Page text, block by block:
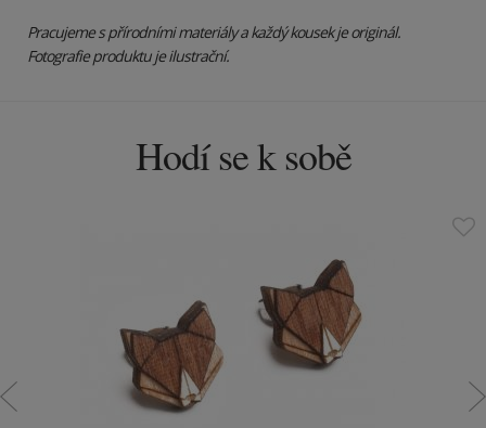
Pracujeme s přírodními materiály a každý kousek je originál.
Fotografie produktu je ilustrační.
Hodí se k sobě